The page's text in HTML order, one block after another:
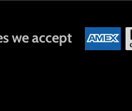
we accept